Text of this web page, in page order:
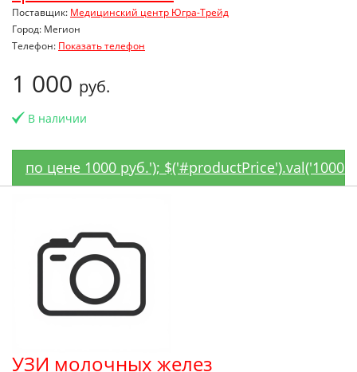
Поставщик: Медицинский центр Югра-Трейд
Город: Мегион
Телефон: Показать телефон
1 000 руб.
В наличии
по цене 1000 руб.');
УЗИ молочных желез